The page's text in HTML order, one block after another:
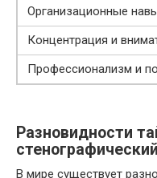
Организационные
Концентрация и
Профессионализм и
Разновидности
стенографический
В мире существует